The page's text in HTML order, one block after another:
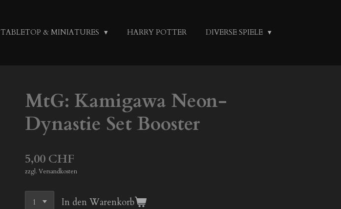
TABLETOP & MINIATURES HARRY POTTER
DIVERSE SPIELE
MtG: Kamigawa Neon-
Dynastie Set Booster
5,00 CHF
zzgl. Versandkosten
In den Warenkorb